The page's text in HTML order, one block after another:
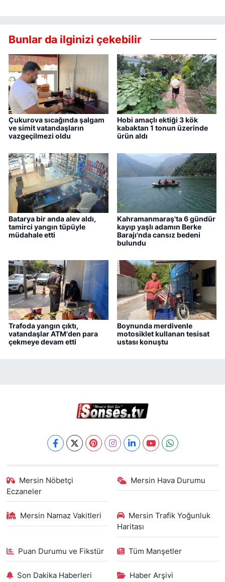
Bunlar da ilginizi çekebilir
Çukurova sıcağında şalgam
ve simit vatandaşların
vazgeçilmezi oldu
Hobi amaçlı ektiği 3 kök
kabaktan 1 tonun üzerinde
ürün aldı
Batarya bir anda alev aldı,
tamirci yangın tüpüyle
müdahale etti
Kahramanmaraş'ta 6 gündür
kayıp yaşlı adamın Berke
Barajı'nda cansız bedeni
bulundu
Trafoda yangın çıktı,
vatandaşlar ATM'den para
çekmeye devam etti
Boynunda merdivenle
motosiklet kullanan tesisat
ustası konuştu
Mersin Nöbetçi
Eczaneler
Mersin Hava Durumu
Mersin Namaz Vakitleri
Mersin Trafik Yoğunluk
Haritası
Puan Durumu ve Fikstür Tüm Manşetler
Son Dakika Haberleri Haber Arşivi